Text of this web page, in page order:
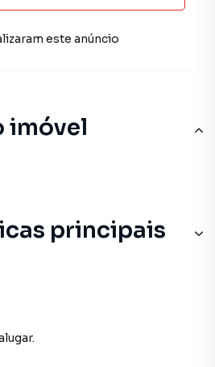
imóvel
principais
este anúncio